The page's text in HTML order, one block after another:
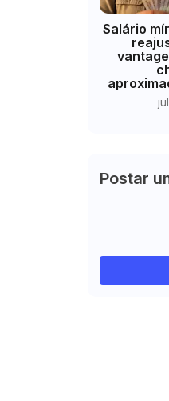
​Salário
Postar